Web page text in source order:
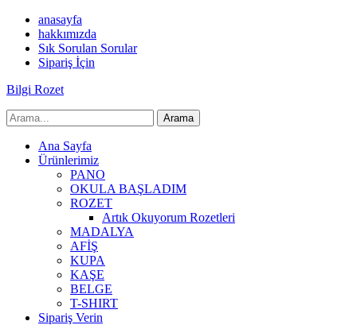
anasayfa
hakkımızda
Sık Sorulan Sorular
Sipariş İçin
Bilgi Rozet
Ana Sayfa
Ürünlerimiz
PANO
OKULA BAŞLADIM
ROZET
Artık Okuyorum Rozetleri
MADALYA
AFİŞ
KUPA
KAŞE
BELGE
T-SHIRT
Sipariş Verin